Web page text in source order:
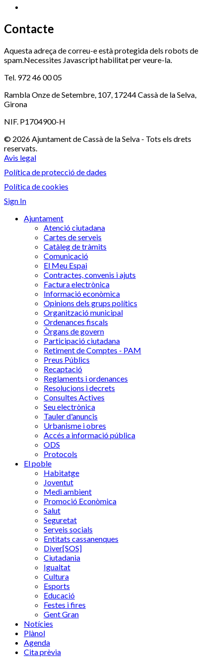
Contacte
Aquesta adreça de correu-e està protegida dels robots de
spam.Necessites Javascript habilitat per veure-la.
Tel. 972 46 00 05
Rambla Onze de Setembre, 107, 17244 Cassà de la Selva,
Girona
NIF. P1704900-H
© 2026 Ajuntament de Cassà de la Selva - Tots els drets
reservats.
Avis legal
Política de protecció de dades
Política de cookies
Sign In
Ajuntament
Atenció ciutadana
Cartes de serveis
Catàleg de tràmits
Comunicació
El Meu Espai
Contractes, convenis i ajuts
Factura electrònica
Informació econòmica
Opinions dels grups polítics
Organització municipal
Ordenances fiscals
Òrgans de govern
Participació ciutadana
Retiment de Comptes - PAM
Preus Públics
Recaptació
Reglaments i ordenances
Resolucions i decrets
Consultes Actives
Seu electrònica
Tauler d'anuncis
Urbanisme i obres
Accés a informació pública
ODS
Protocols
El poble
Habitatge
Joventut
Medi ambient
Promoció Econòmica
Salut
Seguretat
Serveis socials
Entitats cassanenques
Diver[SOS]
Ciutadania
Igualtat
Cultura
Esports
Educació
Festes i fires
Gent Gran
Notícies
Plànol
Agenda
Cita prèvia